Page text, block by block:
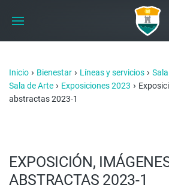
Inicio › Bienestar › Líneas y servicios ›
Sala de Arte › Exposiciones 2023 ›
abstractas 2023-1
EXPOSICIÓN,
ABSTRACTAS 2023-1